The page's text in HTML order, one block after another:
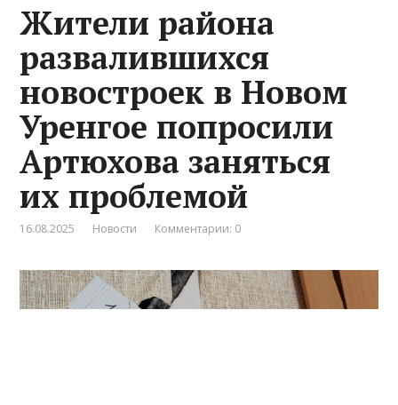
Жители района
развалившихся
новостроек в Новом
Уренгое попросили
Артюхова заняться
их проблемой
16.08.2025 Новости Комментарии: 0